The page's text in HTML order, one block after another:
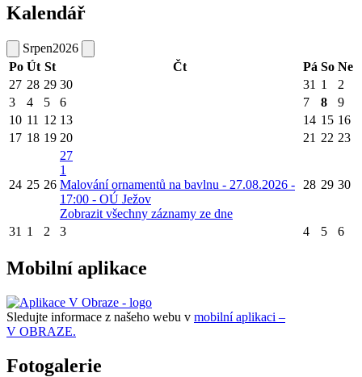
Kalendář
Srpen2026
Po Út St Čt Pá So Ne
27 28 29 30 31 1
2
3
4 5 6 7 8
9
10 11 12 13 14 15 16
17 18 19 20 21 22 23
24 25 26
27
1
Malování ornamentů na bavlnu - 27.08.2026 -
17:00 - OÚ Ježov
Zobrazit všechny záznamy ze dne
28 29 30
31 1 2 3 4 5 6
Mobilní aplikace
Sledujte informace z našeho webu v mobilní aplikaci –
V OBRAZE.
Fotogalerie